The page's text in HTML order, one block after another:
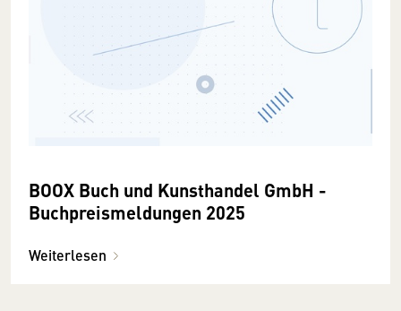
BOOX Buch und Kunsthandel GmbH -
Buchpreismeldungen 2025
Weiterlesen